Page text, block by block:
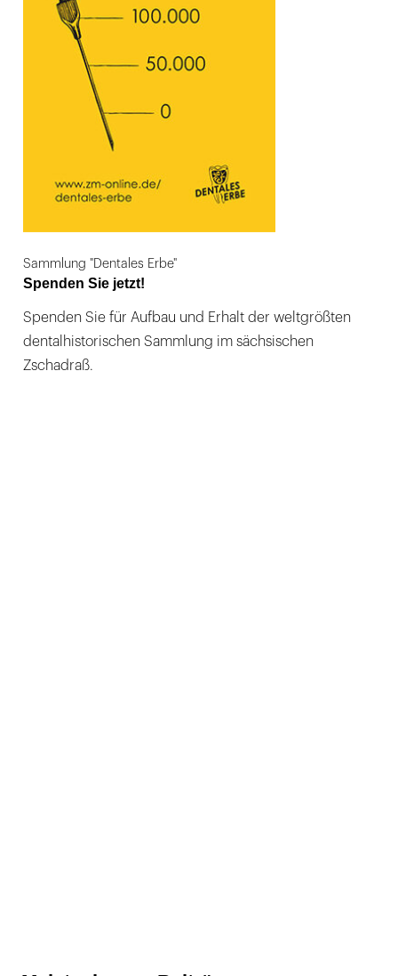
Sammlung "Dentales Erbe"
Spenden Sie jetzt!
Spenden Sie für Aufbau und Erhalt der weltgrößten
dentalhistorischen Sammlung im sächsischen
Zschadraß.